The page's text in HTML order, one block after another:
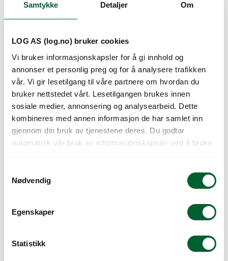
Samtykke Detaljer Om
LOG AS (log.no) bruker cookies
Vi bruker informasjonskapsler for å gi innhold og
annonser et personlig preg og for å analysere trafikken
vår. Vi gir lesetilgang til våre partnere om hvordan du
bruker nettstedet vårt. Lesetilgangen brukes innen
sosiale medier, annonsering og analysearbeid. Dette
kombineres med annen informasjon de har samlet inn
gjennom din bruk av tjenestene deres. Du godtar
automatisk vår bruk av informasjonskapsler ved å bruke
Nødvendig
Egenskaper
Statistikk
TRILLEBÅR EKEBY
100 GRØNN
TRILLEBÅR EKEBY
100 ROSA
TRILLEBÅR EKEBY 90
TRILLEBÅR EKEBY 90